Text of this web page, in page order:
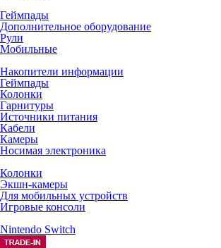
Геймпады
Дополнительное оборудование
Рули
Мобильные
Накопители информации
Геймпады
Колонки
Гарнитуры
Источники питания
Кабели
Камеры
Носимая электроника
Колонки
Экшн-камеры
Для мобильных устройств
Игровые консоли
Nintendo Switch